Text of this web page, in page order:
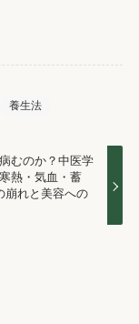
養生法
むのか？中医学
熱・気血・蓄
崩れと美容への